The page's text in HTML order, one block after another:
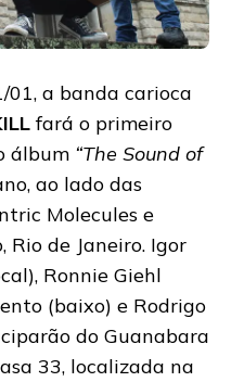
01, a banda carioca
fará o primeiro
álbum “The Sound of
ao lado das
Molecules e
Rio de Janeiro. Igor
Ronnie Giehl
(baixo) e Rodrigo
do Guanabara
33, localizada na